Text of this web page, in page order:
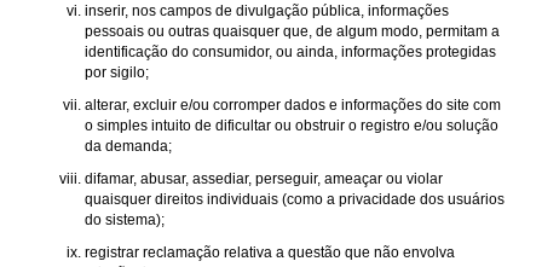
inserir, nos campos de divulgação pública, informações
pessoais ou outras quaisquer que, de algum modo, permitam a
identificação do consumidor, ou ainda, informações protegidas
por sigilo;
alterar, excluir e/ou corromper dados e informações do site com
o simples intuito de dificultar ou obstruir o registro e/ou solução
da demanda;
difamar, abusar, assediar, perseguir, ameaçar ou violar
quaisquer direitos individuais (como a privacidade dos usuários
do sistema);
registrar reclamação relativa a questão que não envolva